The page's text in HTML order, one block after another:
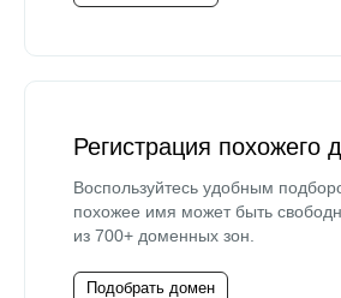
Регистрация похожего
Воспользуйтесь удобным
похожее имя может быть
из 700+ доменных зон.
Подобрать домен